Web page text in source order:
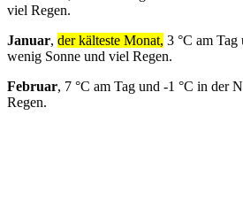
viel Regen.
Januar, der kälteste Monat, 3 °C am Tag
wenig Sonne und viel Regen.
Februar, 7 °C am Tag und -1 °C in der
Regen.